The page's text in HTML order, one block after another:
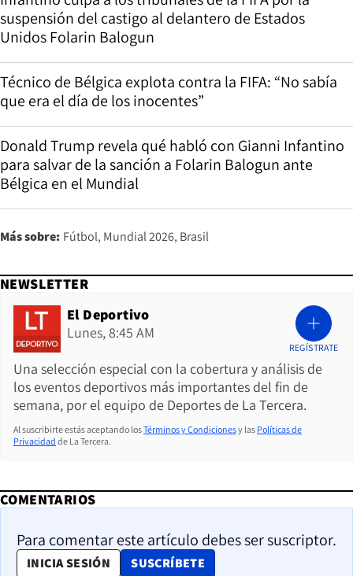
suspensión del castigo al delantero de Estados
Unidos Folarin Balogun
Técnico de Bélgica explota contra la FIFA: “No sabía
que era el día de los inocentes”
Donald Trump revela qué habló con Gianni Infantino
para salvar de la sanción a Folarin Balogun ante
Bélgica en el Mundial
Más sobre: Fútbol Mundial 2026 Brasil
NEWSLETTER
El Deportivo
Lunes, 8:45 AM
Una selección especial con la cobertura y análisis de
los eventos deportivos más importantes del fin de
semana, por el equipo de Deportes de La Tercera.
REGÍSTRATE
Al suscribirte estás aceptando losTérminos y Condicionesy las Políticas de
Privacidad de La Tercera.
COMENTARIOS
Para comentar este artículo debes ser suscriptor.
INICIA SESIÓN SUSCRÍBETE
OPENS IN NEW WINDOW